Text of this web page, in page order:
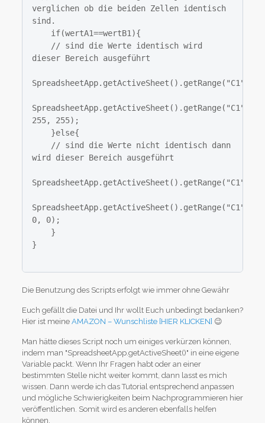
verglichen ob die beiden Zellen identisch
sind.
dieser Bereich ausgeführt
255, 255);
wird dieser Bereich ausgeführt
0, 0);
}
Die Benutzung des Scripts erfolgt wie immer ohne Gewähr
Euch gefällt die Datei und Ihr wollt Euch unbedingt bedanken?
Hier ist meine AMAZON – Wunschliste [HIER KLICKEN] 😉
Man hätte dieses Script noch um einiges verkürzen können,
indem man "SpreadsheetApp.getActiveSheet()" in eine eigene
Variable packt. Wenn Ihr Fragen habt oder an einer
bestimmten Stelle nicht weiter kommt, dann lasst es mich
wissen. Dann werde ich das Tutorial entsprechend anpassen
und mögliche Schwierigkeiten beim Nachprogrammieren hier
veröffentlichen. Somit wird es anderen ebenfalls helfen
können.